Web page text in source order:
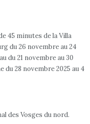
45 minutes de la Villa
du 26 novembre au 24
du 21 novembre au 30
du 28 novembre 2025 au 4
des Vosges du nord.